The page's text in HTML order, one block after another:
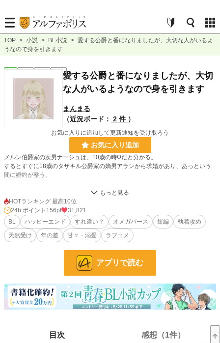
TOP > 小説 > BL小説 > 愛する公爵と番になりましたが、大切な人がいるよ
うなので身を引きます
愛する公爵と番になりましたが、大切
な人がいるようなので身を引きます
まんまる
（近況ボード： 2 件 ）
お気に入りに追加して更新通知を受け取ろう
お気に入り追加
メルン伯爵家の次男ナーシュは、10歳の時Ωだと分かる。
するとすぐに18歳のタザキル公爵家の嫡男アランから求婚があり、あっという
間に婚約が整う。
初めて会った時からお互い惹かれ合っていると思っていた。
しかしアランにはナーシュが知らない愛する人がいて、それを知ったナーシュは
アランに離婚を申し出る。
でもナーシュがアランの愛人だと思っていたのは⋯。
年の差夫夫のすれ違い(？)からのハッピーエンドのお話です。
HOTランキング 最高10位
24h.ポイント 156pt
31,821
BL
ハッピーエンド すれ違い？ オメガバース 短編
執着攻め
天然受け
年の差 甘々・溺愛 ラブコメ
アプリで読む
目次 感想（1件）